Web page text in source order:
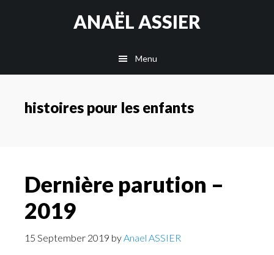
ANAËL ASSIER
Menu
histoires pour les enfants
Dernière parution –
2019
15 September 2019 byAnael ASSIER